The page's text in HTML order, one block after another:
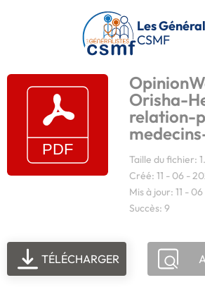
Passer au contenu principal
Les
CSMF
Orisha-
relation-
Taille du fichier:
Créé: 11 - 06 -
Mis à jour: 11 -
Succès: 9
TÉLÉCHARGER